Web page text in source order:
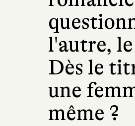
l'autre,
Dès le
une
même ?